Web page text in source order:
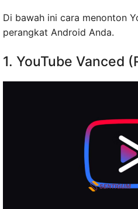
Di bawah ini cara menonton
perangkat Android Anda.
1. YouTube Vanced